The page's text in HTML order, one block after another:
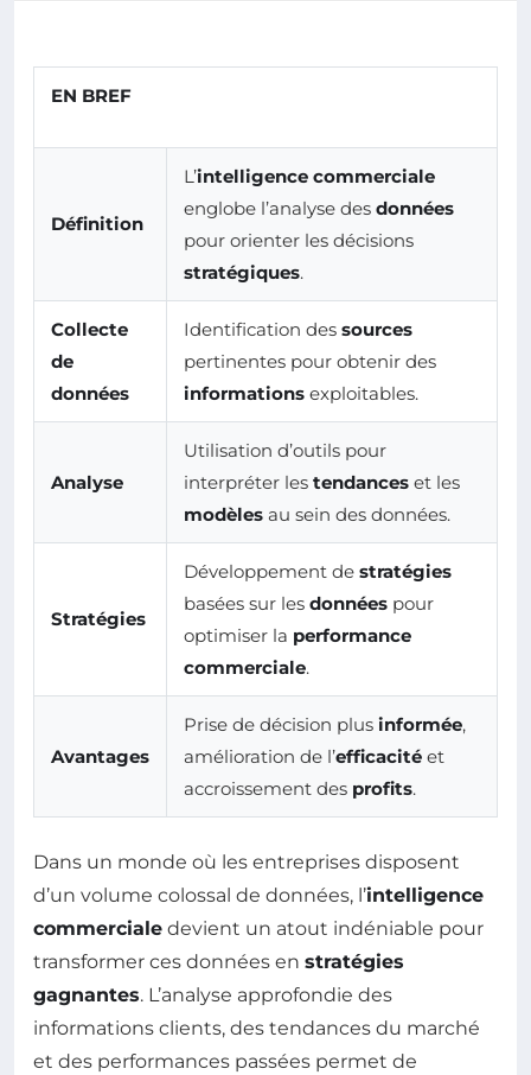
EN BREF
Définition
L’intelligence commerciale
englobe l’analyse des données
pour orienter les décisions
stratégiques.
Collecte
de
données
Identification des sources
pertinentes pour obtenir des
informations exploitables.
Analyse
Utilisation d’outils pour
interpréter les tendances et les
modèles au sein des données.
Stratégies
Développement de stratégies
basées sur les données pour
optimiser la performance
commerciale.
Avantages
Prise de décision plus informée,
amélioration de l’efficacité et
accroissement des profits.
Dans un monde où les entreprises disposent
d’un volume colossal de données, l’intelligence
commerciale devient un atout indéniable pour
transformer ces données en stratégies
gagnantes. L’analyse approfondie des
informations clients, des tendances du marché
et des performances passées permet de